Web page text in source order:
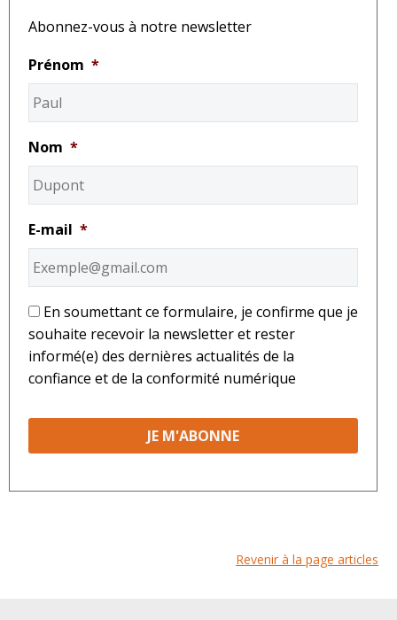
Abonnez-vous à notre newsletter
Prénom *
Nom *
E-mail *
* En soumettant ce formulaire, je confirme que je
souhaite recevoir la newsletter et rester
informé(e) des dernières actualités de la
confiance et de la conformité numérique
Revenir à la page articles